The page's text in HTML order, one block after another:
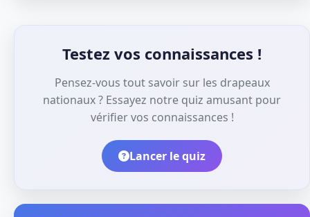
Testez vos connaissances !
Pensez-vous tout savoir sur les drapeaux
nationaux ? Essayez notre quiz amusant pour
vérifier vos connaissances !
Lancer le quiz